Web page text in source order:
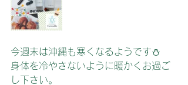
今週末は沖縄も寒くなるようです⛄
身体を冷やさないように暖かくお過ご
し下さい。